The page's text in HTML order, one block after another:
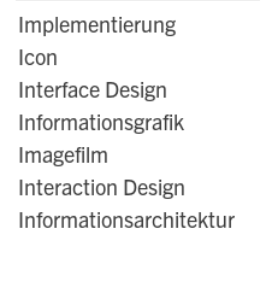
Implementierung
Icon
Interface Design
Informationsgrafik
Imagefilm
Interaction Design
Informationsarchitektur